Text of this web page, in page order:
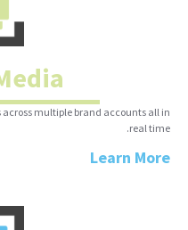
multiple brand accounts all in
real time.
Learn More